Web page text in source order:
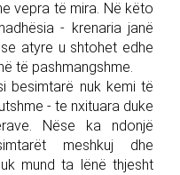
vepra të mira. Në këto
- krenaria janë
atyre u shtohet edhe
të pashmangshme.
besimtarë nuk kemi të
- te nxituara duke
Nëse ka ndonjë
meshkuj dhe
mund ta lënë thjesht